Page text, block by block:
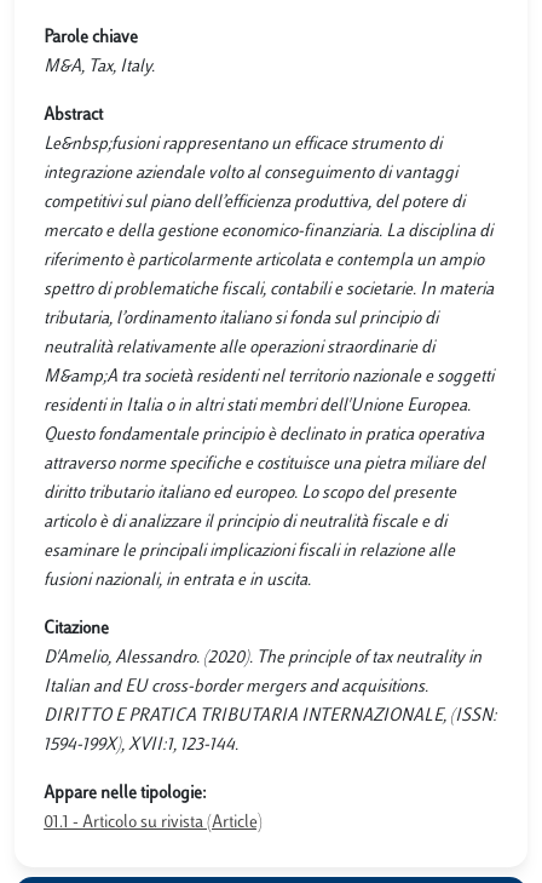
Parole chiave
M&A, Tax, Italy.
Abstract
Le&nbsp;fusioni rappresentano un efficace strumento di
integrazione aziendale volto al conseguimento di vantaggi
competitivi sul piano dell’efficienza produttiva, del potere di
mercato e della gestione economico-finanziaria. La disciplina di
riferimento è particolarmente articolata e contempla un ampio
spettro di problematiche fiscali, contabili e societarie. In materia
tributaria, l’ordinamento italiano si fonda sul principio di
neutralità relativamente alle operazioni straordinarie di
M&amp;A tra società residenti nel territorio nazionale e soggetti
residenti in Italia o in altri stati membri dell'Unione Europea.
Questo fondamentale principio è declinato in pratica operativa
attraverso norme specifiche e costituisce una pietra miliare del
diritto tributario italiano ed europeo. Lo scopo del presente
articolo è di analizzare il principio di neutralità fiscale e di
esaminare le principali implicazioni fiscali in relazione alle
fusioni nazionali, in entrata e in uscita.
Citazione
D'Amelio, Alessandro. (2020). The principle of tax neutrality in
Italian and EU cross-border mergers and acquisitions.
DIRITTO E PRATICA TRIBUTARIA INTERNAZIONALE, (ISSN:
1594-199X), XVII:1, 123-144.
Appare nelle tipologie:
01.1 - Articolo su rivista (Article)